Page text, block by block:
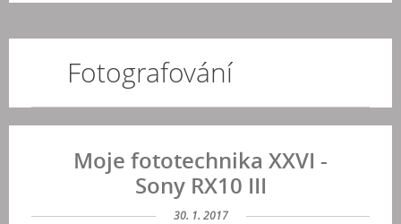
Fotografování
Moje fototechnika XXVI -
Sony RX10 III
30. 1. 2017